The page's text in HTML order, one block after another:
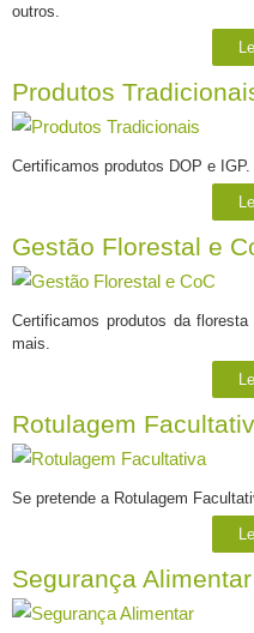
outros.
Produtos
Certificamos produtos DOP e IGP.
Gestão Florestal e
Certificamos produtos da
mais.
Rotulagem
Se pretende a Rotulagem
Segurança Alimentar